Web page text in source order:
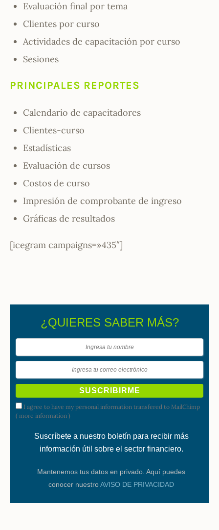
Evaluación final por tema
Clientes por curso
Actividades de capacitación por curso
Sesiones
PRINCIPALES REPORTES
Calendario de capacitadores
Clientes-curso
Estadísticas
Evaluación de cursos
Costos de curso
Impresión de comprobante de ingreso
Gráficas de resultados
[icegram campaigns=»435″]
¿QUIERES SABER MÁS?
I agree to have my personal information transfered to MailChimp
(more information )
Suscríbete a nuestro boletín para recibir más
información útil sobre el sector financiero.
Mantenemos tus datos en privado. Aquí puedes
conocer nuestroAVISO DE PRIVACIDAD